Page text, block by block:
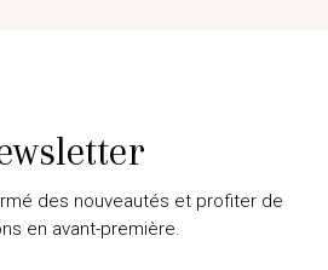
des nouveautés et profiter de
en avant-première.